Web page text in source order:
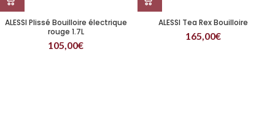
ALESSI Plissé Bouilloire électrique
rouge 1.7L
105,00€
ALESSI Tea Rex Bouilloire
165,00€